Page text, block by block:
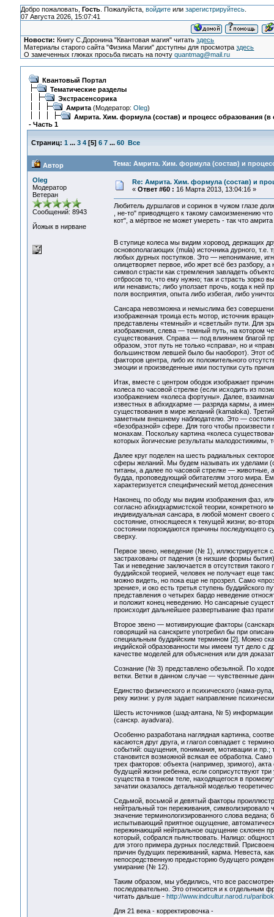
Добро пожаловать, Гость. Пожалуйста, войдитеили зарегистрируйтесь.
07 Августа 2026, 15:07:41
Новости: Книгу С.Доронина "Квантовая магия" читатьздесь
Материалы старого сайта "Физика Магии" доступны для просмотраздесь
О замеченных глюках просьба писать на почтуquantmag@mail.ru
Квантовый Портал
Тематические разделы
Экстрасенсорика
Амрита(Модератор: Oleg)
Амрита. Хим. формула (состав) и процесс образования (в
- Часть 1
Страниц: 1 ... 3 4[5] 6 7 ... 60 Все
Автор Тема: Амрита. Хим. формула (состав) и
Oleg
Модератор
Ветеран
Сообщений: 8943
Йожык в нирване
Re: Амрита. Хим. формула (состав) и
« Ответ #60 : 16 Марта 2013, 13:04:16 »
Любитель дуршлагов и соринок в чужом глазе
, не-то" приводящего к такому самоизменению
кот", а мёртвое не может умереть - так что
В ступице колеса мы видим хоровод, держащих
основополагающих (mula) источника дурного,
любых дурных поступков. Это — непонимание,
олицетворяет первое, ибо жрет всё без
символ страсти как стремления завладеть
отбросов то, что ему нужно; так и страсть зорко
или ненависть; либо уползает прочь, когда к ней
поля восприятия, опыта либо избегая, либо
Сансара невозможна и немыслима без
изображенная троица есть мотор, источник
представлены «темный» и «светлый» пути. Для
изображения, слева — темный путь, на котором
существования. Справа — под влиянием благой
образом, этот путь не только «справа», но и
большинством левшей было бы наоборот). Этот
факторов центра, либо их положительного
эмоции и произведенные ими поступки суть
Итак, вместе с центром ободок изображает
колеса по часовой стрелке (если исходить из
изображением «колеса фортуны». Далее,
известных в абхидхарме — разряда кармы, а
существования в мире желаний (kamaloka).
заметным внешнему наблюдателю. Это —
«безoбразной» сфере. Для того чтобы
монахам. Поскольку картина «колеса
которых йогические результаты
Далее круг поделен на шесть радиальных
сферы желаний. Мы будем называть их уделами
титаны, а далее по часовой стрелке — животные,
будда, проповедующий обитателям этого мира.
характеризуется специфический метод
Наконец, по ободу мы видим изображения фаз,
согласно абхидхармистской теории,
индивидуальная сансара, в любой момент своего
состояние, относящееся к текущей жизни; во-
состоянии порождаются причины последующего
сверху.
Первое звено, неведение (№ 1), иллюстрируется
застрахованы от падения (в низшие формы
Так и неведение заключается в отсутствия
буддийской теорией, человек не получает еще
можно видеть, но пока еще не прозрел. Само
зрение», и око есть третья ступень буддийского
представления о четырех бардо неведение
и положит конец неведению. Но сансарные
происходит дальнейшее развертывание фаз
Второе звено — мотивирующие факторы
говорящий на санскрите употребил бы при
специальным буддийским термином [2]. Можно
индийской образованности мы имеем тут дело с
качестве моделей для объяснения или для
Сознание (№ 3) представлено обезьяной. По
ветки. Ветки в данном случае — чувственные
Единство физического и психического (нама-
реку жизни: у руля задает направление
Шесть источников (шад-аятана, № 5)
(санскр. ayadvara).
Особенно разработана наглядная картинка,
касаются друг друга, и глагол совпадает с
событий: ощущения, понимания, мотивации и пр.;
становится возможной всякая ее обработка.
трех факторов: объекта (например, зримого),
будущей жизни ребенка, если соприсутствуют
существа в тонком теле, находящегося в
зачатии оказалось детальной моделью
Седьмой, восьмой и девятый факторы
нейтральный тон переживания, символизировало
значение терминологизированного слова
испытывающий приятное ощущение,
пережинающий нейтральное ощущение склонен
который, собрался пьянствовать. Налицо:
для этого примера дурных последствий.
причин будущих переживаний, карма. Невеста,
непосредственную предысторию будущего
умирание (№ 12).
Таким образом, мы убедились, что все
последовательно. Это относится и к отдельным
читать дальше - http://www.indcultur.narod.ru/
Для 21 века - корректировочка -